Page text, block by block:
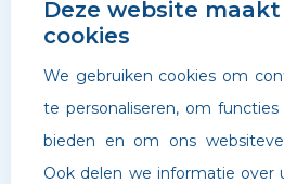
Deze website
cookies
We gebruiken cookies om
te personaliseren, om
bieden en om ons
Ook delen we informatie over